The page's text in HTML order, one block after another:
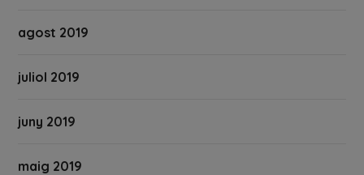
agost 2019
juliol 2019
juny 2019
maig 2019